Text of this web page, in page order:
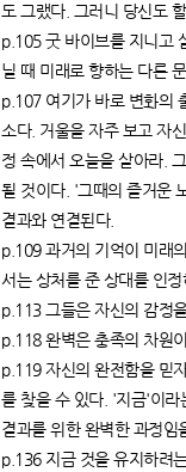
도 그랬다. 그러니 당신도
p.105 굿 바이브를 지니고
닐 때 미래로 향하는 다른
p.107 여기가 바로 변화의
소다. 거울을 자주 보고 자
정 속에서 오늘을 살아라.
될 것이다. '그때의 즐거운
결과와 연결된다.
p.109 과거의 기억이 미래
서는 상처를 준 상대를 인
p.113 그들은 자신의 감정
p.118 완벽은 충족의 차원
p.119 자신의 완전함을 믿
를 찾을 수 있다. '지금'이
결과를 위한 완벽한 과정임
p.136 지금 것을 유지하려